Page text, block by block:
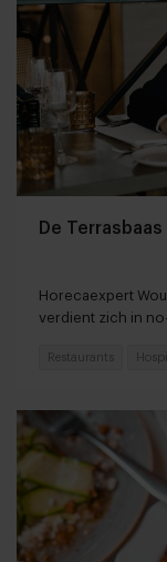
De
Horecaexpert
verdient zich in
Restaurants